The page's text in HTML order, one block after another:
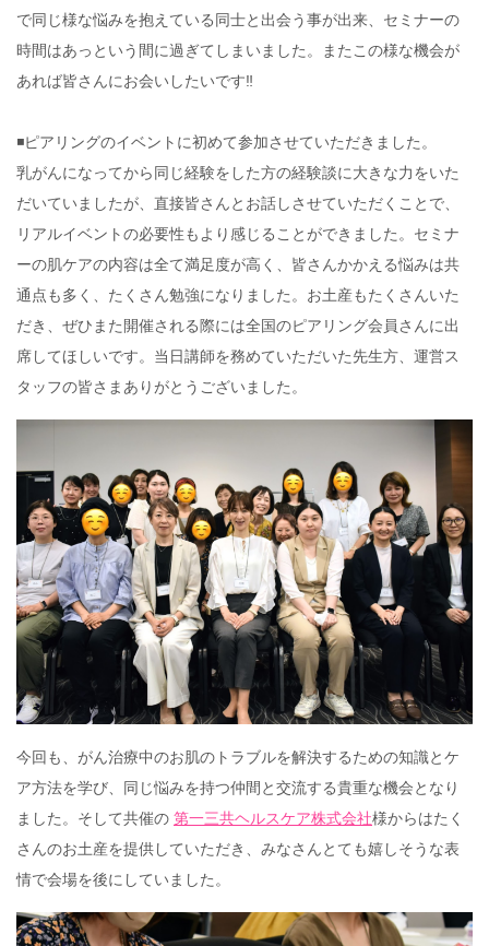
で同じ様な悩みを抱えている同士と出会う事が出来、セミナーの
時間はあっという間に過ぎてしまいました。またこの様な機会が
あれば皆さんにお会いしたいです‼️
◾️ピアリングのイベントに初めて参加させていただきました。
乳がんになってから同じ経験をした方の経験談に大きな力をいた
だいていましたが、直接皆さんとお話しさせていただくことで、
リアルイベントの必要性もより感じることができました。セミナ
ーの肌ケアの内容は全て満足度が高く、皆さんかかえる悩みは共
通点も多く、たくさん勉強になりました。お土産もたくさんいた
だき、ぜひまた開催される際には全国のピアリング会員さんに出
席してほしいです。当日講師を務めていただいた先生方、運営ス
タッフの皆さまありがとうございました。
今回も、がん治療中のお肌のトラブルを解決するための知識とケ
ア方法を学び、同じ悩みを持つ仲間と交流する貴重な機会となり
ました。そして共催の 第一三共ヘルスケア株式会社様からはたく
さんのお土産を提供していただき、みなさんとても嬉しそうな表
情で会場を後にしていました。